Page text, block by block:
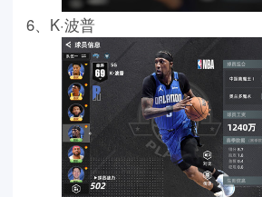
6、K·波普